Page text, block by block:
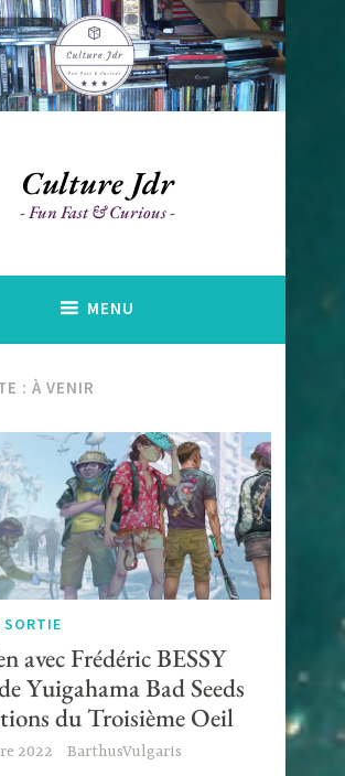
Culture Jdr
Fun Fast & Curious
MENU
:À VENIR
avec Frédéric BESSY
Yuigahama Bad Seeds
du Troisième Oeil
2022 BarthusVulgaris